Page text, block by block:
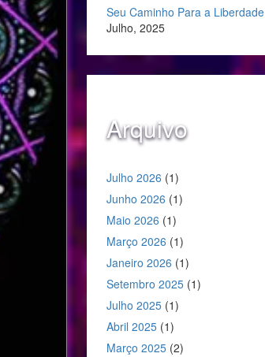
Seu Caminho Para a Liberdade
Julho, 2025
Arquivo
Julho 2026 (1)
Junho 2026 (1)
Maio 2026 (1)
Março 2026 (1)
Janeiro 2026 (1)
Setembro 2025 (1)
Julho 2025 (1)
Abril 2025 (1)
Março 2025 (2)